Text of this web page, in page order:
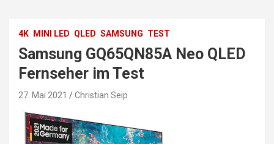
4K MINI LED QLED SAMSUNG TEST
Samsung GQ65QN85A Neo QLED
Fernseher im Test
27. Mai 2021 Christian Seip